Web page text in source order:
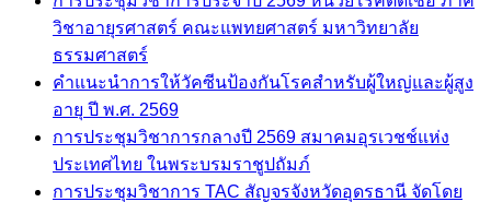
วิชาอายุรศาสตร์ คณะแพทยศาสตร์ มหาวิทยาลัย
ธรรมศาสตร์
คำแนะนำการให้วัคซีนป้องกันโรคสำหรับผู้ใหญ่และผู้สูง
อายุ ปี พ.ศ. 2569
การประชุมวิชาการกลางปี 2569 สมาคมอุรเวชช์แห่ง
ประเทศไทย ในพระบรมราชูปถัมภ์
การประชุมวิชาการ TAC สัญจรจังหวัดอุดรธานี จัดโดย